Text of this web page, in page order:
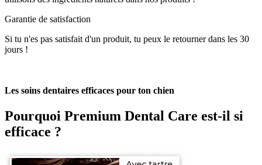
Garantie de satisfaction
Si tu n'es pas satisfait d'un produit, tu peux le retourner dans les 30
jours !
Les soins dentaires efficaces pour ton chien
Pourquoi Premium Dental Care est-il si
efficace ?